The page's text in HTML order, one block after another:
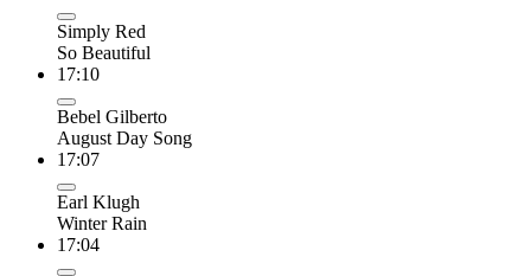
Simply Red
So Beautiful
17:10
Bebel Gilberto
August Day Song
17:07
Earl Klugh
Winter Rain
17:04